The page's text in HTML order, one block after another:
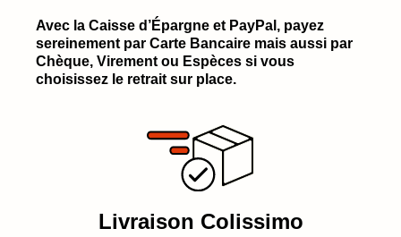
Avec la Caisse d’Épargne et PayPal, payez
sereinement par Carte Bancaire mais aussi par
Chèque, Virement ou Espèces si vous
choisissez le retrait sur place.
Livraison Colissimo